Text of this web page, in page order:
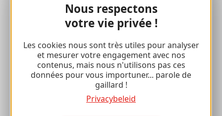
Nous respectons
votre vie privée !
Les cookies nous sont très utiles pour analyser
et mesurer votre engagement avec nos
contenus, mais nous n'utilisons pas ces
données pour vous importuner... parole de
gaillard !
Privacybeleid
Sport pauzes
Brive 100% Evenement
Fotobibliotheek